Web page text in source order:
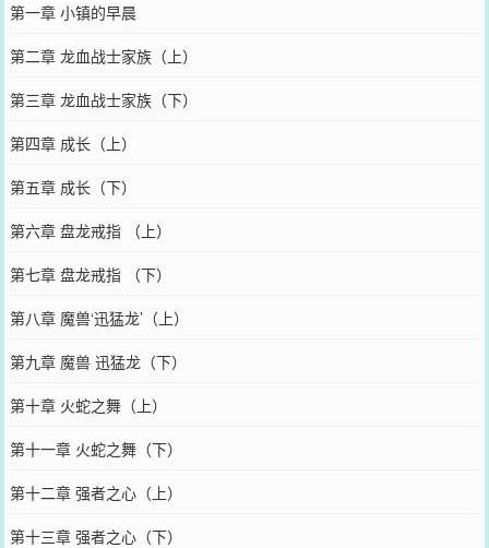
第一章 小镇的早晨
第二章 龙血战士家族（上）
第三章 龙血战士家族（下）
第四章 成长（上）
第五章 成长（下）
第六章 盘龙戒指 （上）
第七章 盘龙戒指 （下）
第八章 魔兽‘迅猛龙’（上）
第九章 魔兽 迅猛龙（下）
第十章 火蛇之舞（上）
第十一章 火蛇之舞（下）
第十二章 强者之心（上）
第十三章 强者之心（下）